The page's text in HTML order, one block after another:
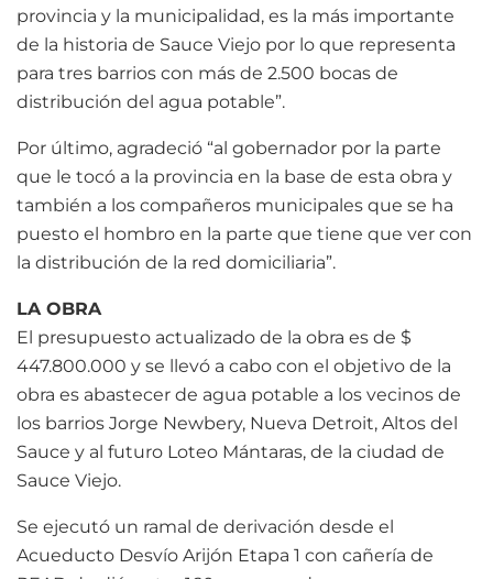
provincia y la municipalidad, es la más importante
de la historia de Sauce Viejo por lo que representa
para tres barrios con más de 2.500 bocas de
distribución del agua potable”.
Por último, agradeció “al gobernador por la parte
que le tocó a la provincia en la base de esta obra y
también a los compañeros municipales que se ha
puesto el hombro en la parte que tiene que ver con
la distribución de la red domiciliaria”.
LA OBRA
El presupuesto actualizado de la obra es de $
447.800.000 y se llevó a cabo con el objetivo de la
obra es abastecer de agua potable a los vecinos de
los barrios Jorge Newbery, Nueva Detroit, Altos del
Sauce y al futuro Loteo Mántaras, de la ciudad de
Sauce Viejo.
Se ejecutó un ramal de derivación desde el
Acueducto Desvío Arijón Etapa 1 con cañería de